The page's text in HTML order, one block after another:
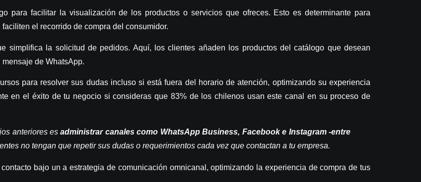
para facilitar la visualización de los productos o servicios que ofreces. Esto es determinante para
el recorrido de compra del consumidor.
simplifica la solicitud de pedidos. Aquí, los clientes añaden los productos del catálogo que desean
de WhatsApp.
para resolver sus dudas incluso si está fuera del horario de atención, optimizando su experiencia
en el éxito de tu negocio si consideras que 83% de los chilenos usan este canal en su proceso de
anteriores esadministrar canales como WhatsApp Business, Facebook e Instagram -entre
no tengan que repetir sus dudas o requerimientos cada vez que contactan a tu empresa.
bajo un a estrategia de comunicación omnicanal, optimizando la experiencia de compra de tus